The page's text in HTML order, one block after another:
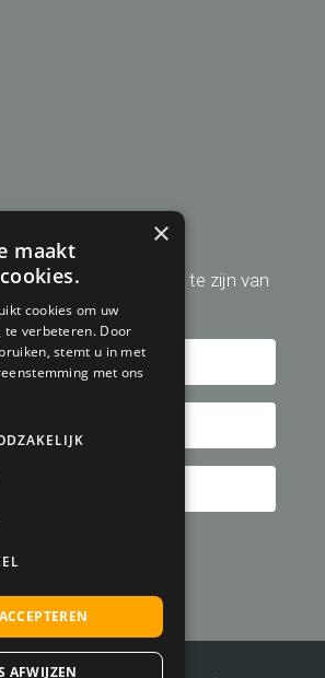
om altijd op de hoogte te zijn van
aanbiedingen!
×
maakt
cookies om uw
verbeteren. Door
stemt u in met
met ons
AFWIJZEN